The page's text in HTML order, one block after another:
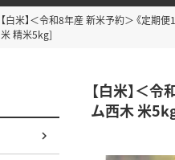
【白米】＜令和8年産 新米予約＞ 《定
米 精米5kg]
【白米】＜
ム西木 米